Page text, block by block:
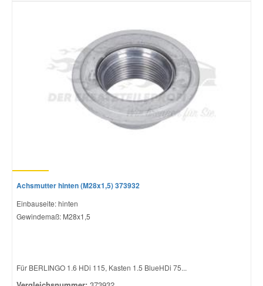
Achsmutter hinten (M28x1,5) 373932
Einbauseite: hinten
Gewindemaß: M28x1,5
Für BERLINGO 1.6 HDi 115, Kasten 1.5 BlueHDi 75...